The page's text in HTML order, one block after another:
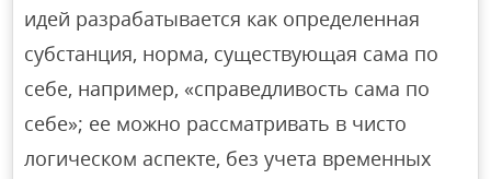
идей разрабатывается как определенная
субстанция, норма, существующая сама по
себе, например, «справедливость сама по
себе»; ее можно рассматривать в чисто
логическом аспекте, без учета временных